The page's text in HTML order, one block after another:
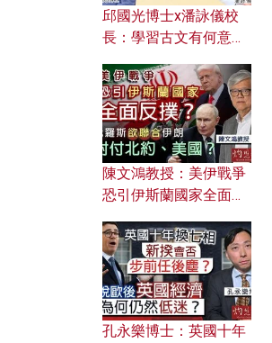
邱國光博士x潘詠儀校
長：學習古文有何意
文之美？ 日常寫作如何
應用？
陳文鴻教授：美伊戰爭
恐引伊斯蘭國家全面反
對付北約美國？
孔永樂博士：英國十年